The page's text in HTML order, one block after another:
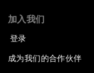
加入我们
登录
成为我们的合作伙伴